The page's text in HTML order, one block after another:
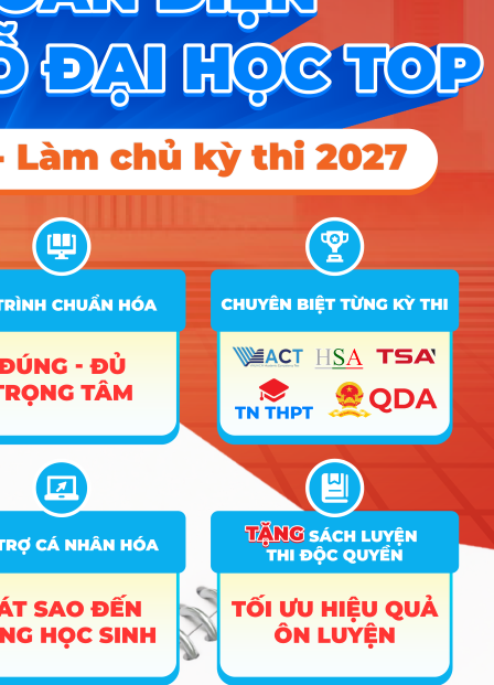
A00, A01,
C01, D01,
V01, V02
Công nghệ kỹ thuật xây dựng
(chuyên ngành Xây dựng dân
dụng & Công nghiệp)
A00, A01,
C01, D01,
X02, X03
23.04 18.35
3
Công nghệ kỹ thuật giao thông
(chuyên ngành Xây dựng cầu
A00, A01,
C01, D01,
X02, X03
23.03 20.78 18.03
Công nghệ kỹ thuật điện, điện tử
thuật điện tử)
A00, A01,
5
Công nghệ kỹ thuật điện, điện tử
(chuyên ngành Công nghệ kỹ
C01, D01,
25.12 24.8 23.88
6
Công nghệ kỹ thuật điện, viễn
C01, D01,
X07, X06
25.13 25.39 24.87
7
Công nghệ kỹ thuật điều khiển và
tự động hóa
A00, A01,
C01, D01,
X07, X06
26.04 26.67 26.16
Công nghệ kỹ thuật điều khiển và
tại Kon Tum)
X07, X06
23.3
Công nghệ kỹ thuật hóa học
10
Công nghệ vật liệu (chuyên ngành
Hóa học Vật liệu mới)
A00, A01,
B00, D01,
C02, D07
23.07 18.71 18.03
11 Công nghệ kỹ thuật môi trường
A00; A01;
B00; D01;
C02; D07
22.41 20.63 18.03